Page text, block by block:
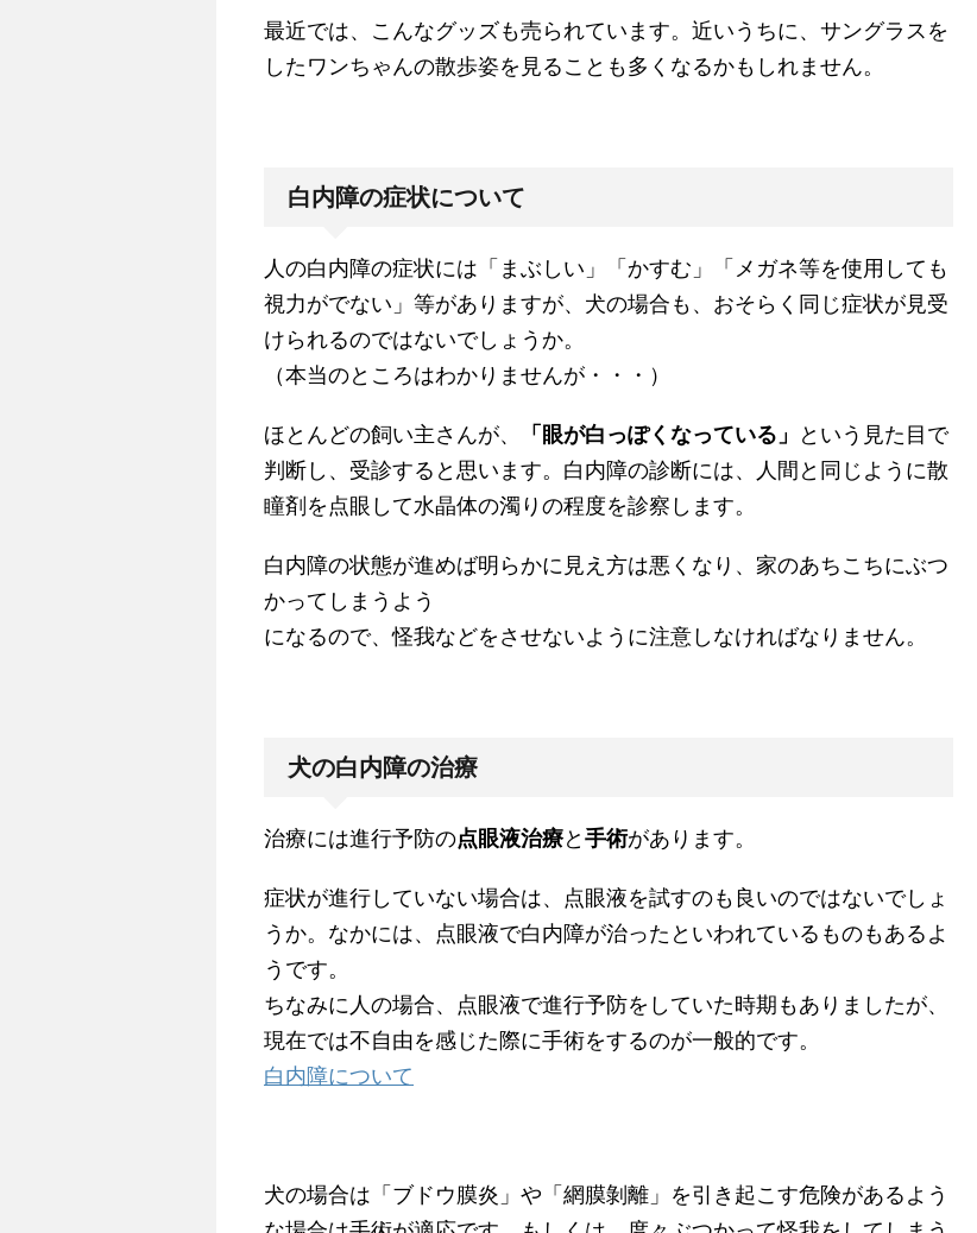
最近では、こんなグッズも売られています。近いうちに、サングラスを
したワンちゃんの散歩姿を見ることも多くなるかもしれません。
白内障の症状について
人の白内障の症状には「まぶしい」「かすむ」「メガネ等を使用しても
視力がでない」等がありますが、犬の場合も、おそらく同じ症状が見受
けられるのではないでしょうか。
（本当のところはわかりませんが・・・）
ほとんどの飼い主さんが、 「眼が白っぽくなっている」
という見た目で
判断し、受診すると思います。白内障の診断には、人間と同じように散
瞳剤を点眼して水晶体の濁りの程度を診察します。
白内障の状態が進めば明らかに見え方は悪くなり、家のあちこちにぶつ
かってしまうよう
になるので、怪我などをさせないように注意しなければなりません。
犬の白内障の治療
治療には進行予防の点眼液治療と 手術があります。
症状が進行していない場合は、点眼液を試すのも良いのではないでしょ
うか。なかには、点眼液で白内障が治ったといわれているものもあるよ
うです。
ちなみに人の場合、点眼液で進行予防をしていた時期もありましたが、
現在では不自由を感じた際に手術をするのが一般的です。
白内障について
犬の場合は「ブドウ膜炎」や「網膜剝離」を引き起こす危険があるよう